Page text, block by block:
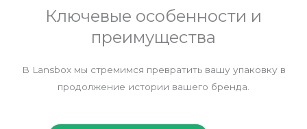
Ключевые особенности и
преимущества
В Lansbox мы стремимся превратить вашу упаковку в
продолжение истории вашего бренда.